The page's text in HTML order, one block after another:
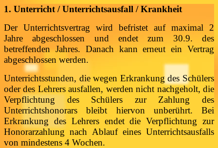
1. Unterricht / Unterrichtsausfall / Krankheit
Der Unterrichtsvertrag wird befristet auf maximal 2
Jahre abgeschlossen und endet zum 30.9. des
betreffenden Jahres. Danach kann erneut ein Vertrag
abgeschlossen werden.
Unterrichtsstunden, die wegen Erkrankung des Schülers
oder des Lehrers ausfallen, werden nicht nachgeholt, die
Verpflichtung des Schülers zur Zahlung des
Unterrichtshonorars bleibt hiervon unberührt. Bei
Erkrankung des Lehrers endet die Verpflichtung zur
Honorarzahlung nach Ablauf eines Unterrichtsausfalls
von mindestens 4 Wochen.